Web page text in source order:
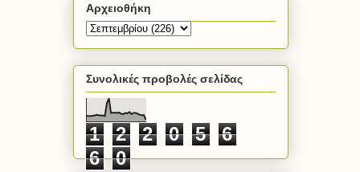
Αρχειοθήκη
Συνολικές προβολές σελίδας
1 2 2 0 5
6
6
0